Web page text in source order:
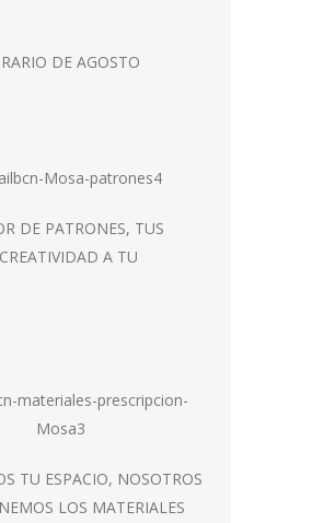
DE AGOSTO
DE PATRONES, TUS
A TU
TU ESPACIO, NOSOTROS
LOS MATERIALES